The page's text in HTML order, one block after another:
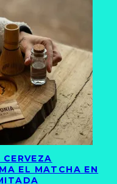
EL MATCHA EN